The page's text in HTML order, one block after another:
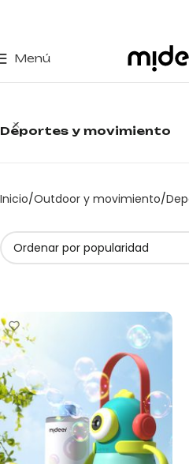
Menú
Deportes y movimiento
Inicio Outdoor y movimiento